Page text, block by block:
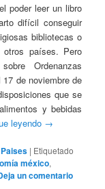
poder leer un libro
difícil conseguir
bibliotecas o
países. Pero
Ordenanzas
de noviembre de
que se
y bebidas
leyendo →
Paises | Etiquetado
méxico,
un comentario